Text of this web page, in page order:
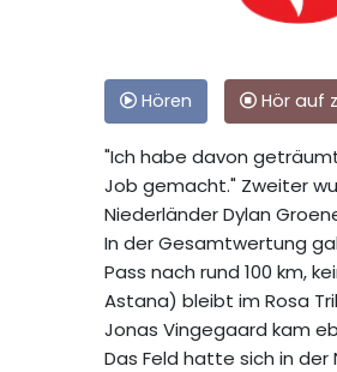
Hören Hör auf
"Ich habe davon
Job gemacht." Zweiter
Niederländer Dylan
In der Gesamtwertung
Pass nach rund 100 km,
Astana) bleibt im Rosa
Jonas Vingegaard kam
Das Feld hatte sich in